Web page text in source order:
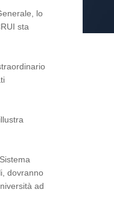
lo
sta
dovranno
ad